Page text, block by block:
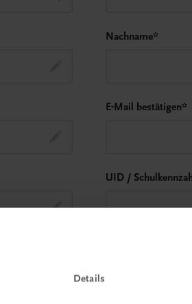
Details
Nachname*
E-Mail bestätigen*
UID /